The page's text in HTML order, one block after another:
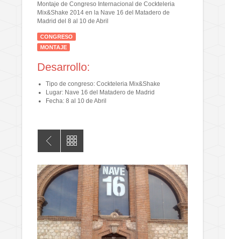
Montaje de Congreso Internacional de Cockteleria
Mix&Shake 2014 en la Nave 16 del Matadero de
Madrid del 8 al 10 de Abril
CONGRESO
MONTAJE
Desarrollo:
Tipo de congreso: Cockteleria Mix&Shake
Lugar: Nave 16 del Matadero de Madrid
Fecha: 8 al 10 de Abril